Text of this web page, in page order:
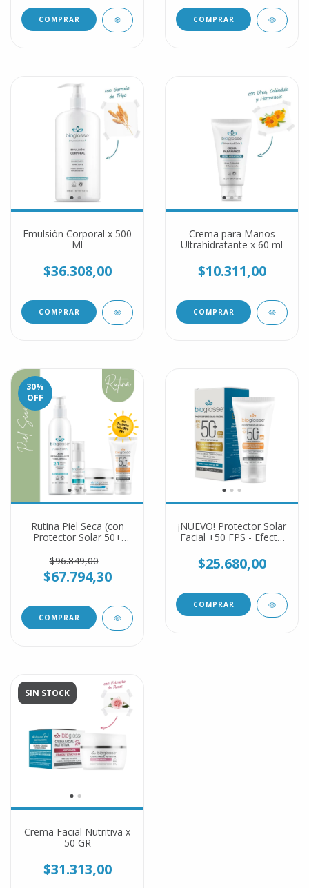
Emulsión Corporal x 500
Ml
$36.308,00
Crema para Manos
Ultrahidratante x 60 ml
$10.311,00
30%
OFF
Rutina Piel Seca (con
Protector Solar 50+
$96.849,00
$67.794,30
¡NUEVO! Protector Solar
Facial +50 FPS - Efecto
$25.680,00
SIN STOCK
Crema Facial Nutritiva x
50 GR
$31.313,00